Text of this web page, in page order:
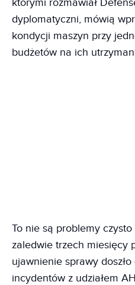
dyplomatyczni, mówią
kondycji maszyn przy
budżetów na ich
To nie są problemy
zaledwie trzech miesięcy
ujawnienie sprawy
incydentów z udziałem